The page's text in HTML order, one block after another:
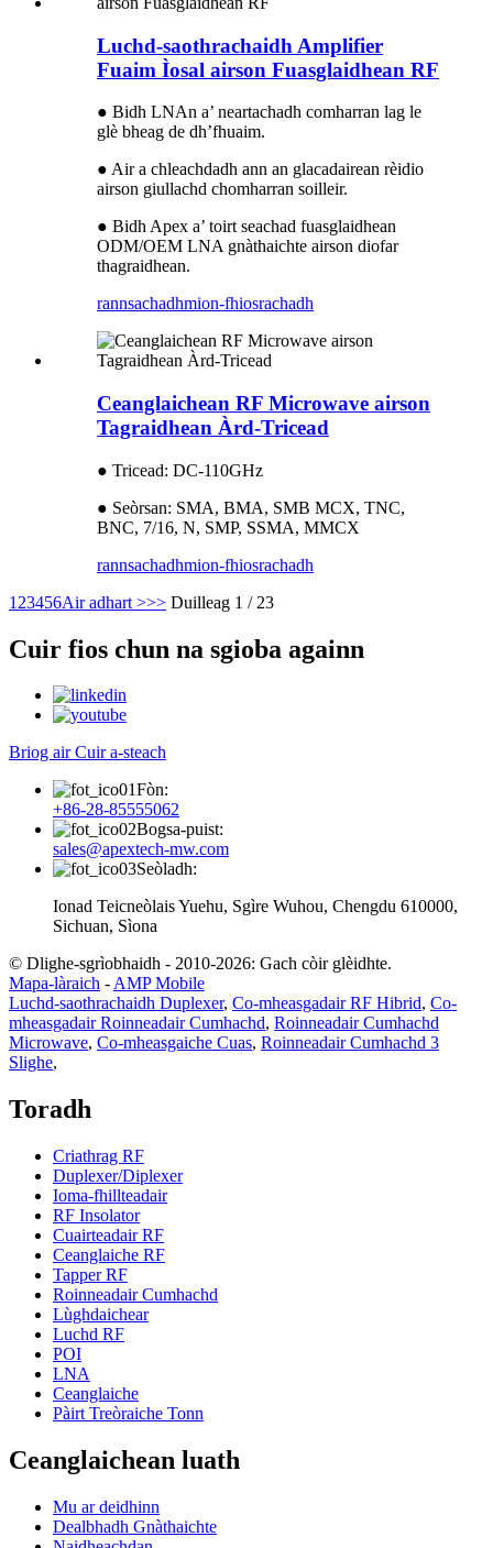
Luchd-saothrachaidh Amplifier
Fuaim Ìosal airson Fuasglaidhean RF
● Bidh LNAn a’ neartachadh comharran lag le
glè bheag de dh’fhuaim.
● Air a chleachdadh ann an glacadairean rèidio
airson giullachd chomharran soilleir.
● Bidh Apex a’ toirt seachad fuasglaidhean
ODM/OEM LNA gnàthaichte airson diofar
thagraidhean.
rannsachadhmion-fhiosrachadh
Ceanglaichean RF Microwave airson
Tagraidhean Àrd-Tricead
● Tricead: DC-110GHz
● Seòrsan: SMA, BMA, SMB MCX, TNC,
BNC, 7/16, N, SMP, SSMA, MMCX
rannsachadhmion-fhiosrachadh
1 23456Air adhart >>> Duilleag 1 / 23
Cuir fios chun na sgioba againn
Briog air Cuir a-steach
Fòn:
+86-28-85555062
Bogsa-puist:
sales@apextech-mw.com
Seòladh:
Ionad Teicneòlais Yuehu, Sgìre Wuhou, Chengdu 610000,
Sichuan, Sìona
© Dlighe-sgrìobhaidh - 2010-2026: Gach còir glèidhte.
Mapa-làraich -AMP Mobile
Luchd-saothrachaidh Duplexer, Co-mheasgadair RF Hibrid, Co-
mheasgadair Roinneadair Cumhachd, Roinneadair Cumhachd
Microwave, Co-mheasgaiche Cuas, Roinneadair Cumhachd 3
Slighe,
Toradh
Criathrag RF
Duplexer/Diplexer
Ioma-fhillteadair
RF Insolator
Cuairteadair RF
Ceanglaiche RF
Tapper RF
Roinneadair Cumhachd
Lùghdaichear
Luchd RF
POI
LNA
Ceanglaiche
Pàirt Treòraiche Tonn
Ceanglaichean luath
Mu ar deidhinn
Dealbhadh Gnàthaichte